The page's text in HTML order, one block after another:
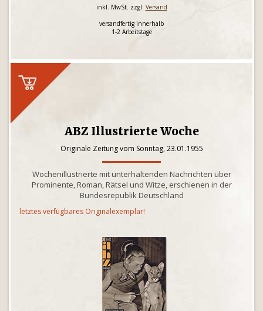
inkl. MwSt. zzgl. Versand
versandfertig innerhalb
1-2 Arbeitstage
ABZ Illustrierte Woche
Originale Zeitung vom Sonntag, 23.01.1955
Wochenillustrierte mit unterhaltenden Nachrichten über
Prominente, Roman, Rätsel und Witze, erschienen in der
Bundesrepublik Deutschland
letztes verfügbares Originalexemplar!